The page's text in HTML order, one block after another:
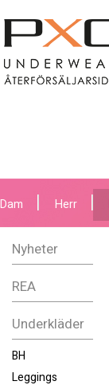
Dam Herr
Nyheter
REA
Underkläder
BH
Leggings